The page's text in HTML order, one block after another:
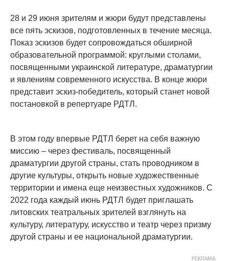
28 и 29 июня зрителям и жюри будут представлены
все пять эскизов, подготовленных в течение месяца.
Показ эскизов будет сопровождаться обширной
образовательной программой: круглыми столами,
посвященными украинской литературе, драматургии
и явлениям современного искусства. В конце жюри
представит эскиз-победитель, который станет новой
постановкой в репертуаре РДТЛ.
В этом году впервые РДТЛ берет на себя важную
миссию – через фестиваль, посвященный
драматургии другой страны, стать проводником в
другие культуры, открыть новые художественные
территории и имена еще неизвестных художников. С
2022 года каждый июнь РДТЛ будет приглашать
литовских театральных зрителей взглянуть на
культуру, литературу, искусство и театр через призму
другой страны и ее национальной драматургии.